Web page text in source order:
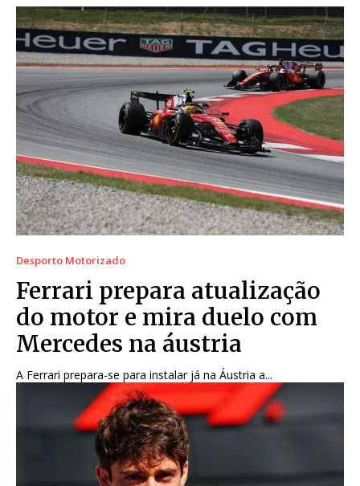
Desporto Motorizado
Ferrari prepara atualização
do motor e mira duelo com
Mercedes na áustria
A Ferrari prepara-se para instalar já na Áustria a...